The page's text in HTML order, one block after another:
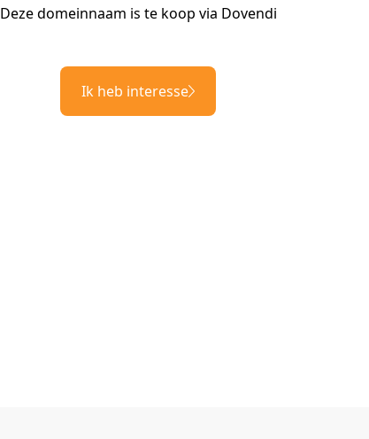
Deze domeinnaam is te koop via Dovendi
Ik heb interesse